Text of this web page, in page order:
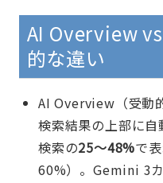
AI Overview
的な違い
AI Overview（受動
検索結果の上部に
検索の25〜48%で
60%）。Gemini 3